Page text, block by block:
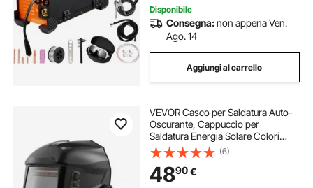
Disponibile
Consegna:non appena Ven.
Ago. 14
Aggiungi al carrello
VEVOR Casco per Saldatura Auto-
Oscurante, Cappuccio per
Saldatura Energia Solare Colori
Reali da 100 x 95 mm, 4 Sensori ad
Arco, Tonalità 4/5-9/9-13 per
Molatura TIG MIG ARC, Serie METIS
(6)
4890€